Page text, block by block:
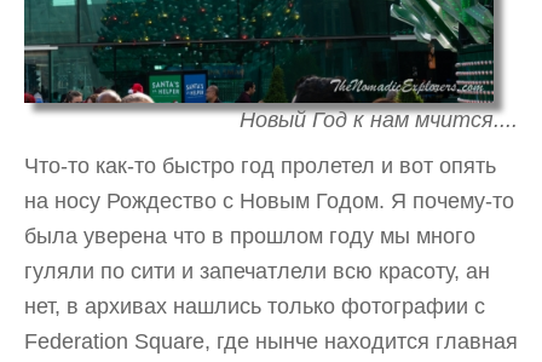
Новый Год к нам мчится....
Что-то как-то быстро год пролетел и вот опять
на носу Рождество с Новым Годом. Я почему-то
была уверена что в прошлом году мы много
гуляли по сити и запечатлели всю красоту, ан
нет, в архивах нашлись только фотографии с
Federation Square, где нынче находится главная